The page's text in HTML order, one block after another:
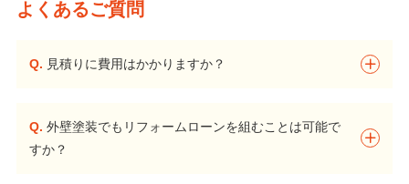
よくあるご質問
Q. 見積りに費用はかかりますか？
Q. 外壁塗装でもリフォームローンを組むことは可能で
すか？